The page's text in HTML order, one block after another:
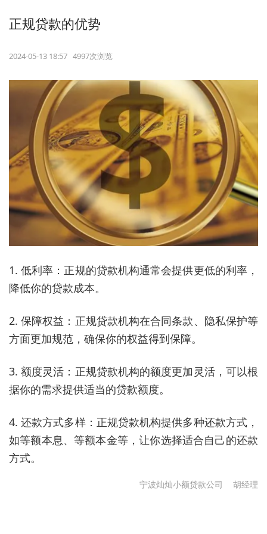
正规贷款的优势
2024-05-13 18:57 4997次浏览
1. 低利率：正规的贷款机构通常会提供更低的利率，
降低你的贷款成本。
2. 保障权益：正规贷款机构在合同条款、隐私保护等
方面更加规范，确保你的权益得到保障。
3. 额度灵活：正规贷款机构的额度更加灵活，可以根
据你的需求提供适当的贷款额度。
4. 还款方式多样：正规贷款机构提供多种还款方式，
如等额本息、等额本金等，让你选择适合自己的还款
方式。
宁波灿灿小额贷款公司 胡经理